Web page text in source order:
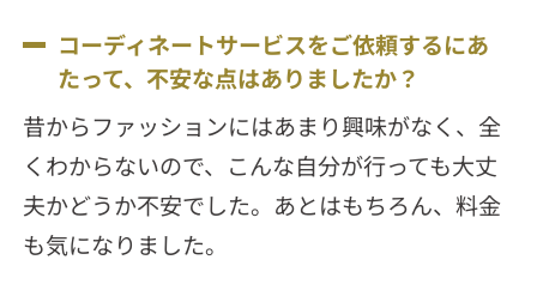
コーディネートサービスをご依頼するにあ
たって、不安な点はありましたか？
昔からファッションにはあまり興味がなく、全
くわからないので、こんな自分が行っても大丈
夫かどうか不安でした。あとはもちろん、料金
も気になりました。